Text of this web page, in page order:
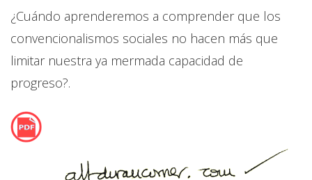
¿Cuándo aprenderemos a comprender que los
convencionalismos sociales no hacen más que
limitar nuestra ya mermada capacidad de
progreso?.